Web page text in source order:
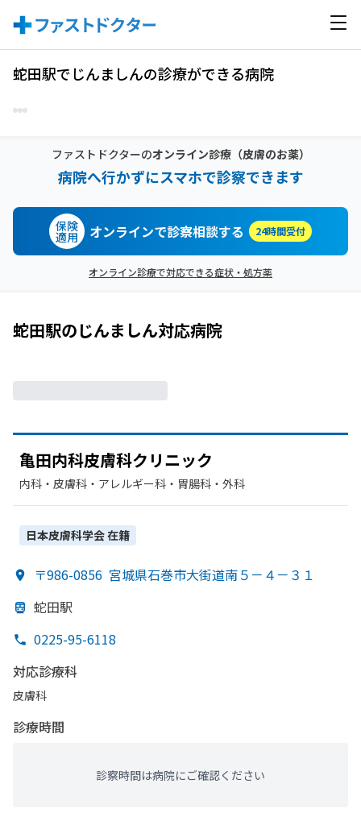
蛇田駅でじんましんの診療ができる病院
ファストドクターのオンライン診療（皮膚のお薬）
病院へ行かずにスマホで診察できます
保険
適用 オンラインで診察相談する 24時間受付
オンライン診療で対応できる症状・処方薬
蛇田駅のじんましん対応病院
亀田内科皮膚科クリニック
内科・​皮膚科・​アレルギー科・​胃腸科・​外科
日本皮膚科学会在籍
〒986-0856 宮城県石巻市大街道南５－４－３１
蛇田駅
0225-95-6118
対応診療科
皮膚科
診療時間
診察時間は病院にご確認ください